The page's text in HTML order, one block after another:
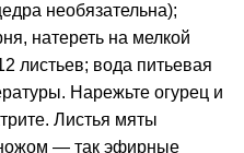
необязательна);
натереть на мелкой
листьев; вода питьевая
Нарежьте огурец и
Листья мяты
— так эфирные